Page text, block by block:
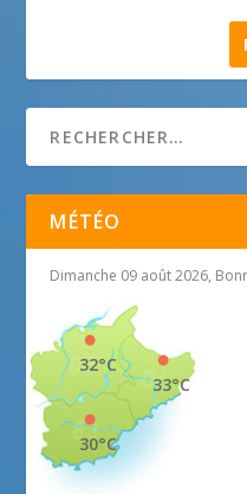
MÉTÉO
Dimanche 09 août 2026,
33°C
32°C
30°C